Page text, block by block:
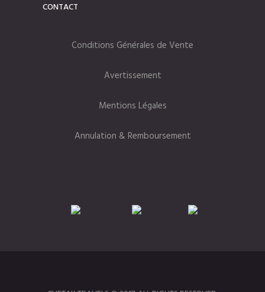
CONTACT
Conditions Générales de Vente
Avertissement
Mentions Légales
Annulation & Remboursement